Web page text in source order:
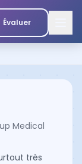
Évaluer
Medical
très